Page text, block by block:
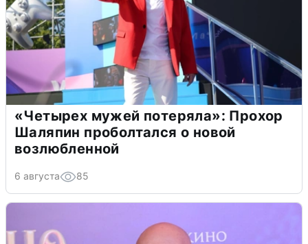
«Четырех мужей потеряла»: Прохор
Шаляпин проболтался о новой
возлюбленной
6 августа 85